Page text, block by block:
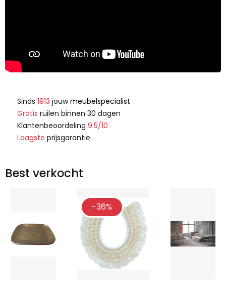
Sinds 1913 jouwmeubelspecialist
Gratis ruilen binnen 30 dagen
Klantenbeoordeling 9.5/10
Laagste prijsgarantie
Best verkocht
-36%